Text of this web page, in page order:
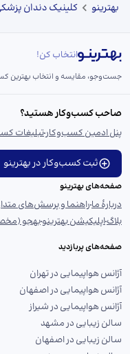
بهترینو کلینیک دندان
انتخاب کن!
جست‌و‌جو، مقایسه و انتخاب بهترین
صاحب کسب‌وکار هستید؟
پنل ادمین کسب‌وکارتبلیغات
ثبت کسب‌وکار در بهترینو
صفحه‌های بهترینو
دربارهٔ ماراهنما و پرسش‌های
بلاگاپلیکیشن بهترینوبهجو
صفحه‌های پربازدید
آژانس هواپیمایی در تهران
آژانس هواپیمایی در اصفهان
آژانس هواپیمایی در شیراز
سالن زیبایی در مشهد
سالن زیبایی در اصفهان